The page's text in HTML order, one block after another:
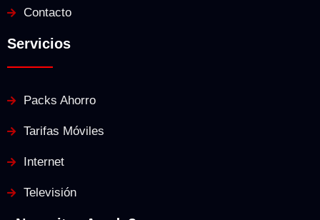
Contacto
Servicios
Packs Ahorro
Tarifas Móviles
Internet
Televisión